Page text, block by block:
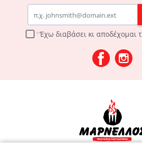
Email
Έχω διαβάσει κι αποδέχομαι